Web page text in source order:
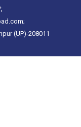
(UP)-208011